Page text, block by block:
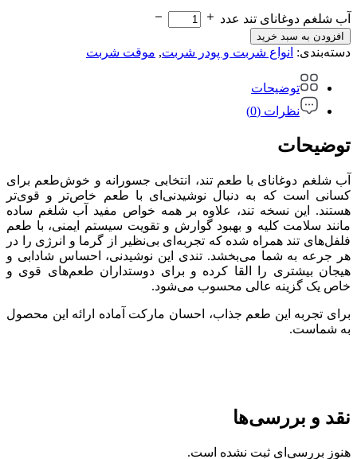
آب شلغم دوغانای تند عدد
افزودن به سبد خرید
دسته‌بندی: انواع شربت و پودر شربت, موقت شربت
توضیحات
نظرات (0)
توضیحات
آب شلغم دوغانای با طعم تند، انتخابی جسورانه و خوش‌طعم برای
کسانی است که به دنبال نوشیدنی‌ای با طعم خاص‌تر و قوی‌تر
هستند. این نسخه تند، علاوه بر همه خواص مفید آب شلغم ساده
مانند سلامت کلیه و بهبود گوارش و تقویت سیستم ایمنی، با طعم
فلفل‌های تند همراه شده که تجربه‌ای بی‌نظیر از گرما و انرژی را در
هر جرعه به شما می‌بخشد. تندی این نوشیدنی، احساس شادابی و
هیجان بیشتری را القا کرده و برای دوستداران طعم‌های قوی و
خاص یک گزینه عالی محسوب می‌شود.
برای تجربه این طعم جذاب، احسان مارکت آماده ارائه این محصول
به شماست.
نقد و بررسی‌ها
هنوز بررسی‌ای ثبت نشده است.